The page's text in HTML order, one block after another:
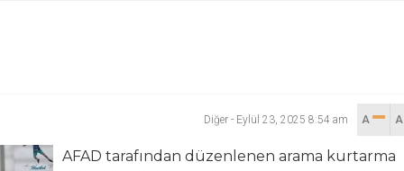
İçin Sahaya İndi
Diğer - Eylül 23, 2025 8:54 am A
AFAD tarafından düzenlenen arama kurtarma